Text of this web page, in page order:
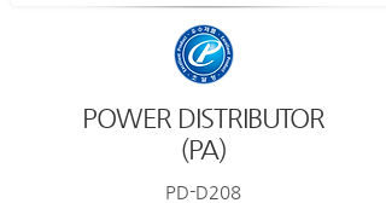
POWER DISTRIBUTOR
(PA)
PD-D208